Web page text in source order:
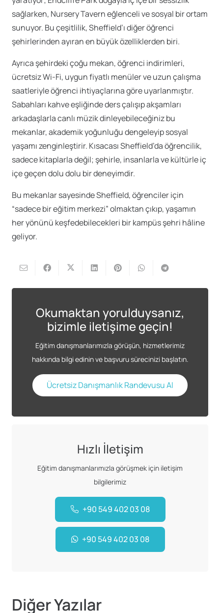
sağlarken, Nursery Tavern eğlenceli ve sosyal bir ortam
sunuyor. Bu çeşitlilik, Sheffield’ı diğer öğrenci
şehirlerinden ayıran en büyük özelliklerden biri.
Ayrıca şehirdeki çoğu mekan, öğrenci indirimleri,
ücretsiz Wi-Fi, uygun fiyatlı menüler ve uzun çalışma
saatleriyle öğrenci ihtiyaçlarına göre uyarlanmıştır.
Sabahları kahve eşliğinde ders çalışıp akşamları
arkadaşlarla canlı müzik dinleyebileceğiniz bu
mekanlar, akademik yoğunluğu dengeleyip sosyal
yaşamı zenginleştirir. Kısacası Sheffield’da öğrencilik,
sadece kitaplarla değil; şehirle, insanlarla ve kültürle iç
içe geçen dolu dolu bir deneyimdir.
Bu mekanlar sayesinde Sheffield, öğrenciler için
“sadece bir eğitim merkezi” olmaktan çıkıp, yaşamın
her yönünü keşfedebilecekleri bir kampüs şehri hâline
geliyor.
Okumaktan yorulduysanız,
bizimle iletişime geçin!
Eğitim danışmanlarımızla görüşün, hizmetlerimiz
hakkında bilgi edinin ve başvuru sürecinizi başlatın.
Ücretsiz Danışmanlık Randevusu Al
Hızlı İletişim
Eğitim danışmanlarımızla görüşmek için iletişim
bilgilerimiz
+90 549 402 03 08
+90 549 402 03 08
Diğer Yazılar